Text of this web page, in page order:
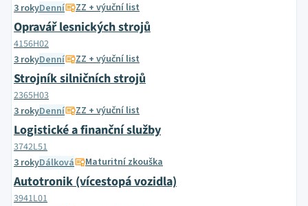
3 rokyDenní ZZ + výuční list
Opravář lesnických strojů
4156H02
3 rokyDenní ZZ + výuční list
Strojník silničních strojů
2365H03
3 rokyDenní ZZ + výuční list
Logistické a finanční služby
3742L51
3 rokyDálková Maturitní zkouška
Autotronik (vícestopá vozidla)
3941L01